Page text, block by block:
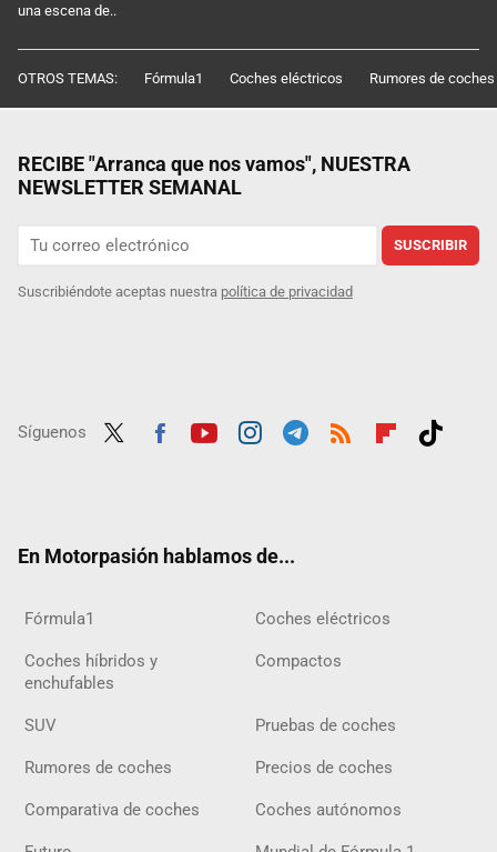
una escena de..
OTROS TEMAS: Fórmula1 Coches eléctricos Rumores de coches
RECIBE "Arranca que nos vamos", NUESTRA
NEWSLETTER SEMANAL
SUSCRIBIR
Suscribiéndote aceptas nuestra política de privacidad
Síguenos
En Motorpasión hablamos de...
Fórmula1 Coches eléctricos
Coches híbridos y
enchufables
Compactos
SUV Pruebas de coches
Rumores de coches Precios de coches
Comparativa de coches Coches autónomos